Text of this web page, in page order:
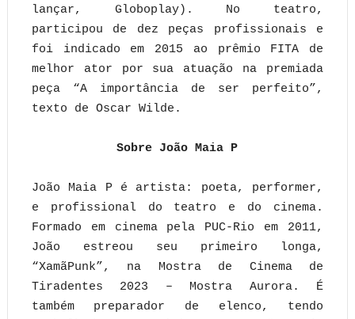
lançar, Globoplay). No teatro,
participou de dez peças profissionais e
foi indicado em 2015 ao prêmio FITA de
melhor ator por sua atuação na premiada
peça “A importância de ser perfeito”,
texto de Oscar Wilde.
Sobre João Maia P
João Maia P é artista: poeta, performer,
e profissional do teatro e do cinema.
Formado em cinema pela PUC-Rio em 2011,
João estreou seu primeiro longa,
“XamãPunk”, na Mostra de Cinema de
Tiradentes 2023 – Mostra Aurora. É
também preparador de elenco, tendo